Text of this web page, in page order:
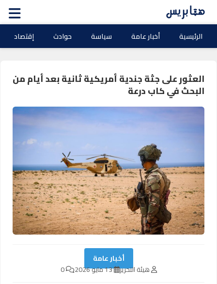
الرئيسية أخبار عامة سياسة حوادث إقتصاد
العثور على جثة جندية أمريكية ثانية بعد أيام من
البحث في كاب درعة
أخبار عامة
هيئة التحرير 13 مايو 2026 0